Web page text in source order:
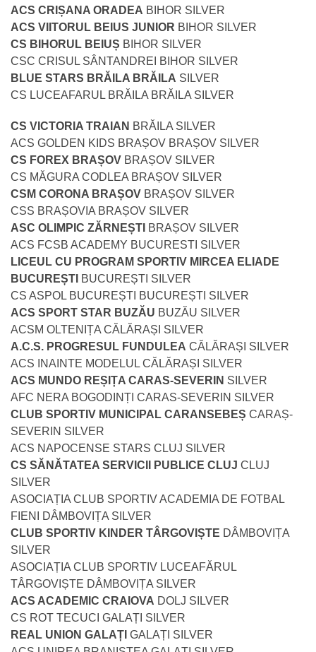
ACS CRIȘANA ORADEA BIHOR SILVER
ACS VIITORUL BEIUS JUNIOR BIHOR SILVER
CS BIHORUL BEIUȘ BIHOR SILVER
CSC CRISUL SÂNTANDREI BIHOR SILVER
BLUE STARS BRĂILA BRĂILA SILVER
CS LUCEAFARUL BRĂILA BRĂILA SILVER
CS VICTORIA TRAIAN BRĂILA SILVER
ACS GOLDEN KIDS BRAȘOV BRAȘOV SILVER
CS FOREX BRAȘOV BRAȘOV SILVER
CS MĂGURA CODLEA BRAȘOV SILVER
CSM CORONA BRAȘOV BRAȘOV SILVER
CSS BRAȘOVIA BRAȘOV SILVER
ASC OLIMPIC ZĂRNEȘTI BRAȘOV SILVER
ACS FCSB ACADEMY BUCURESTI SILVER
LICEUL CU PROGRAM SPORTIV MIRCEA ELIADE
BUCUREȘTI BUCUREȘTI SILVER
CS ASPOL BUCUREȘTI BUCUREȘTI SILVER
ACS SPORT STAR BUZĂU BUZĂU SILVER
ACSM OLTENIȚA CĂLĂRAȘI SILVER
A.C.S. PROGRESUL FUNDULEA CĂLĂRAȘI SILVER
ACS INAINTE MODELUL CĂLĂRAȘI SILVER
ACS MUNDO REȘIȚA CARAS-SEVERIN SILVER
AFC NERA BOGODINȚI CARAS-SEVERIN SILVER
CLUB SPORTIV MUNICIPAL CARANSEBEȘ CARAȘ-
SEVERIN SILVER
ACS NAPOCENSE STARS CLUJ SILVER
CS SĂNĂTATEA SERVICII PUBLICE CLUJ CLUJ
SILVER
ASOCIAȚIA CLUB SPORTIV ACADEMIA DE FOTBAL
FIENI DÂMBOVIȚA SILVER
CLUB SPORTIV KINDER TÂRGOVIȘTE DÂMBOVIȚA
SILVER
ASOCIAȚIA CLUB SPORTIV LUCEAFĂRUL
TÂRGOVIȘTE DÂMBOVIȚA SILVER
ACS ACADEMIC CRAIOVA DOLJ SILVER
CS ROT TECUCI GALAȚI SILVER
REAL UNION GALAȚI GALAȚI SILVER